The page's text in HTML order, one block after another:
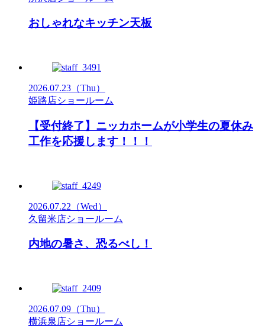
おしゃれなキッチン天板
2026.07.23 （Thu）
姫路店ショールーム
【受付終了】ニッカホームが小学生の夏休み
工作を応援します！！！
2026.07.22 （Wed）
久留米店ショールーム
内地の暑さ、恐るべし！
2026.07.09 （Thu）
横浜泉店ショールーム